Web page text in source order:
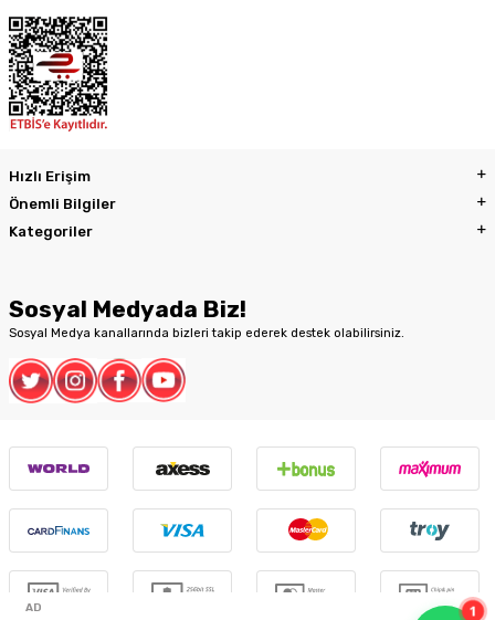
1
AD
Hızlı Erişim
Önemli Bilgiler
Kategoriler
Sosyal Medyada Biz!
Sosyal Medya kanallarında bizleri takip ederek destek olabilirsiniz.